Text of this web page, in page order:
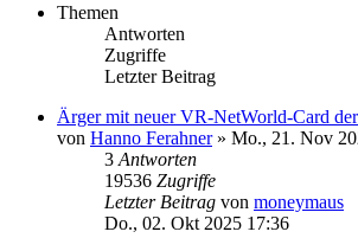
Themen
Antworten
Zugriffe
Letzter Beitrag
Ärger mit neuer VR-NetWorld-Card
von Hanno Ferahner» Mo., 21. Nov
3 Antworten
19536 Zugriffe
Letzter Beitrag von moneymaus
Do., 02. Okt 2025 17:36